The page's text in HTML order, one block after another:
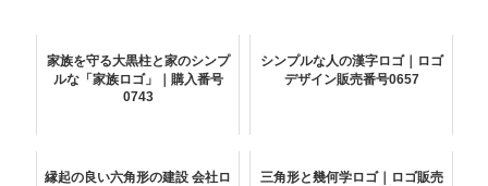
家族を守る大黒柱と家のシンプ
ルな「家族ロゴ」｜購入番号
0743
シンプルな人の漢字ロゴ｜ロゴ
デザイン販売番号0657
縁起の良い六角形の建設 会社ロ
三角形と幾何学ロゴ｜ロゴ販売